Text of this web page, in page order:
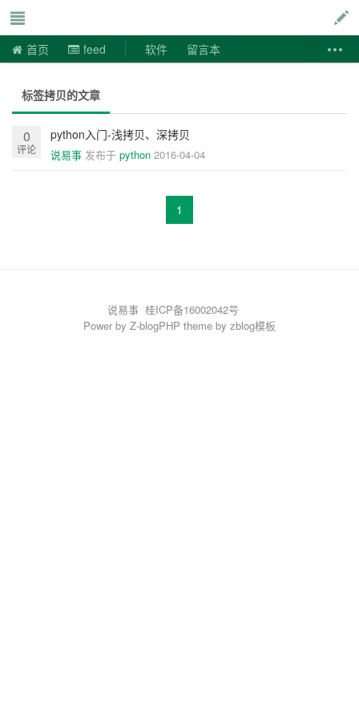
首页 feed 软件 留言本
标签拷贝的文章
0
评论
python入门-浅拷贝、深拷贝
说易事 发布于 python 2016-04-04
1
说易事 桂ICP备16002042号
Power by Z-blogPHP theme by zblog模板